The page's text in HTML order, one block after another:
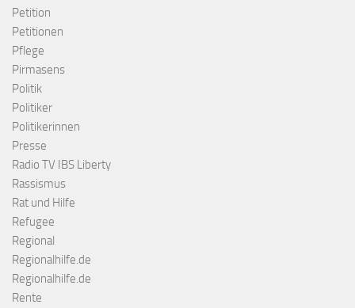
Petition
Petitionen
Pflege
Pirmasens
Politik
Politiker
Politikerinnen
Presse
Radio TV IBS Liberty
Rassismus
Rat und Hilfe
Refugee
Regional
Regionalhilfe.de
Regionalhilfe.de
Rente